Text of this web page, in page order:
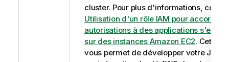
cluster. Pour plus d'informations,
Utilisation d'un rôle IAM pour accorder
autorisations à des applications
sur des instances Amazon EC2. Cette
vous permet de développer votre Job